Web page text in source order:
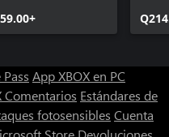
App XBOX en PC
Comentarios Estándares de
fotosensibles Cuenta